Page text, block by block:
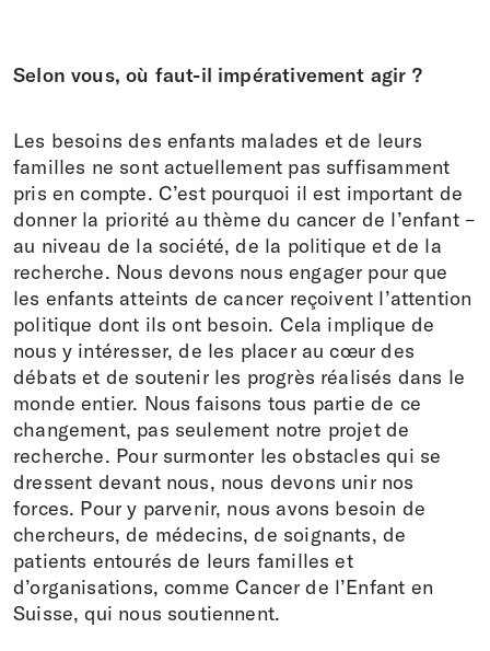
Selon vous, où faut-il impérativement agir ?
Les besoins des enfants malades et de leurs
familles ne sont actuellement pas suffisamment
pris en compte. C’est pourquoi il est important de
donner la priorité au thème du cancer de l’enfant –
au niveau de la société, de la politique et de la
recherche. Nous devons nous engager pour que
les enfants atteints de cancer reçoivent l’attention
politique dont ils ont besoin. Cela implique de
nous y intéresser, de les placer au cœur des
débats et de soutenir les progrès réalisés dans le
monde entier. Nous faisons tous partie de ce
changement, pas seulement notre projet de
recherche. Pour surmonter les obstacles qui se
dressent devant nous, nous devons unir nos
forces. Pour y parvenir, nous avons besoin de
chercheurs, de médecins, de soignants, de
patients entourés de leurs familles et
d’organisations, comme Cancer de l’Enfant en
Suisse, qui nous soutiennent.